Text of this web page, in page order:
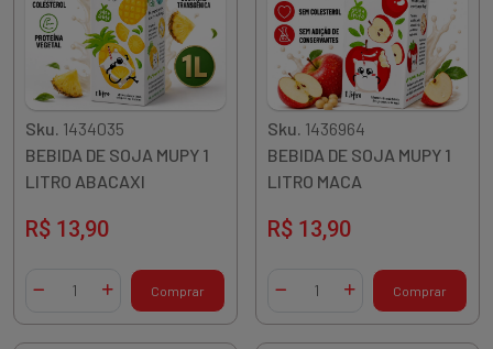
Sku. 1434035
BEBIDA DE SOJA MUPY 1
LITRO ABACAXI
R$ 13,90
Diminuir QuantidadeAdicionar Quantidade
Comprar
Sku. 1436964
BEBIDA DE SOJA MUPY 1
LITRO MACA
R$ 13,90
Diminuir QuantidadeAdicionar Quantidade
Comprar